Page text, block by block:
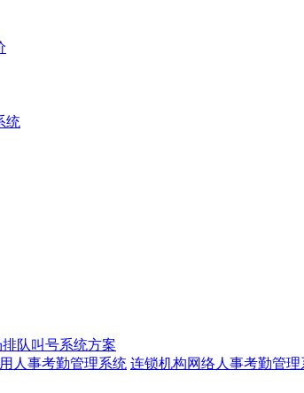
统
队叫号系统方案
人事考勤管理系统 连锁机构网络人事考勤管